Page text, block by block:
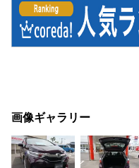
画像ギャラリー